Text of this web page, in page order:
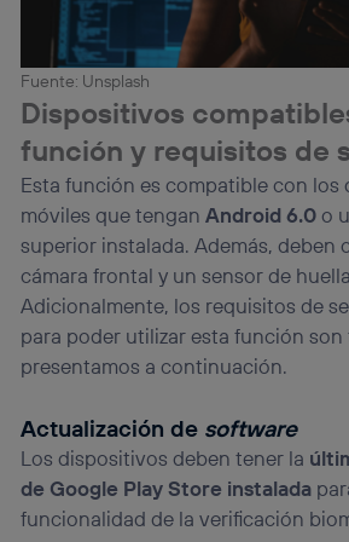
Fuente: Unsplash
Dispositivos
función y requisitos de
Esta función es compatible con los
móviles que tenganAndroid 6.0o
superior instalada. Además, deben
cámara frontal y un sensor de
Adicionalmente, los requisitos de
para poder utilizar esta función son
presentamos a continuación.
Actualización de software
Los dispositivos deben tener la
de Google Play Store instalada
funcionalidad de la verificación